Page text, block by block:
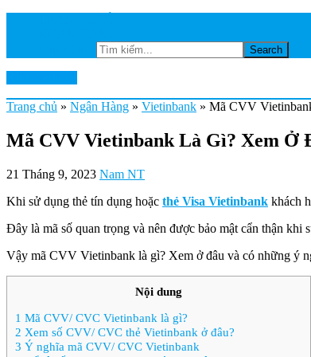
Trang chủ » Ngân Hàng » Vietinbank » Mã CVV
Mã CVV Vietinbank Là Gì? Xem Ở
21 Tháng 9, 2023 Nam NT
Khi sử dụng thẻ tín dụng hoặc thẻ Visa Vietinbank khách
Đây là mã số quan trọng và nên được bảo mật cẩn thận khi
Vậy mã CVV Vietinbank là gì? Xem ở đâu và có những ý
Nội dung
1 Mã CVV/ CVC Vietinbank là gì?
2 Xem số CVV/ CVC thẻ Vietinbank ở đâu?
3 Ý nghĩa mã CVV/ CVC Vietinbank